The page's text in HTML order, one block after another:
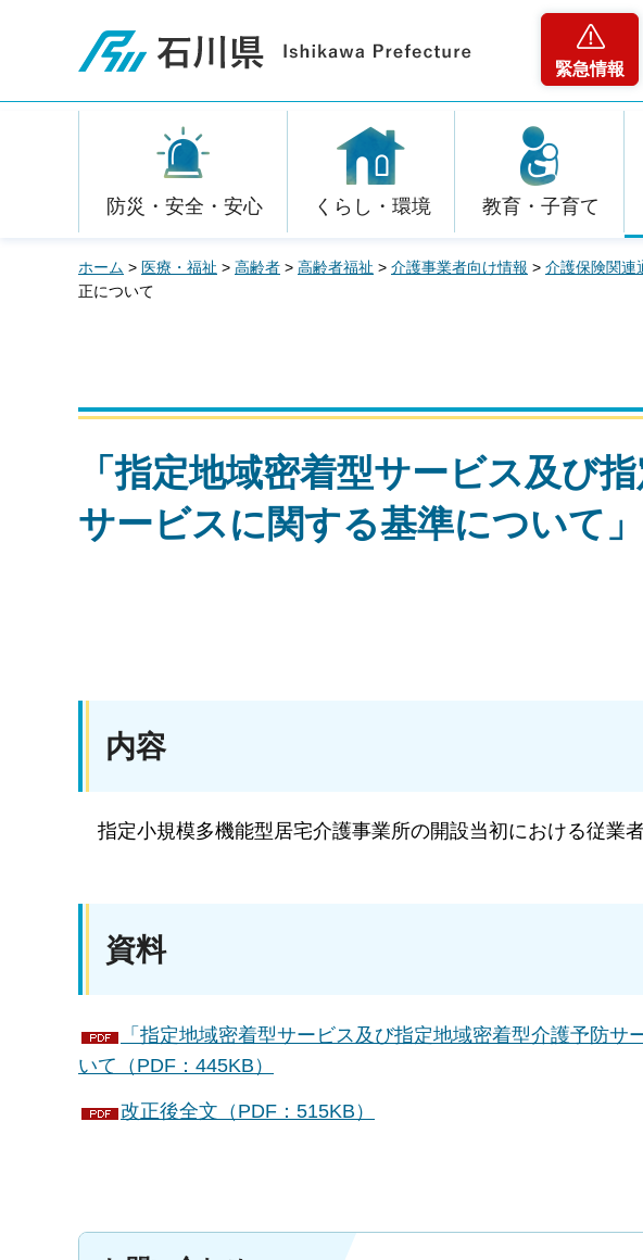
石川県
緊急情報
防災・安全・安心 くらし・環境 教育・子育て
ホーム > 医療・福祉 > 高齢者 > 高齢者福祉 > 介護事業者向け情報 > 介護保険関連
正について
「指定地域密着型サービス及び
サービスに関する基準について
内容
指定小規模多機能型居宅介護事業所の開設当初における従業
資料
「指定地域密着型サービス及び指定地域密着型介護予防
いて（PDF：445KB）
改正後全文（PDF：515KB）